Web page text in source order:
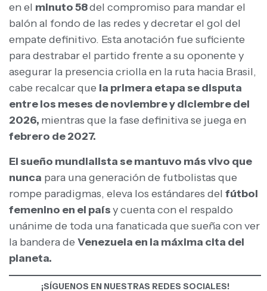
en el minuto 58del compromiso para mandar el
balón al fondo de las redes y decretar el gol del
empate definitivo. Esta anotación fue suficiente
para destrabar el partido frente a su oponente y
asegurar la presencia criolla en la ruta hacia Brasil,
cabe recalcar que la primera etapa se disputa
entre los meses de noviembre y diciembre del
2026, mientras que la fase definitiva se juega en
febrero de 2027.
El sueño mundialista se mantuvo más vivo que
nunca para una generación de futbolistas que
rompe paradigmas, eleva los estándares del fútbol
femenino en el paísy cuenta con el respaldo
unánime de toda una fanaticada que sueña con ver
la bandera de Venezuela en la máxima cita del
planeta.
¡SÍGUENOS EN NUESTRAS REDES SOCIALES!